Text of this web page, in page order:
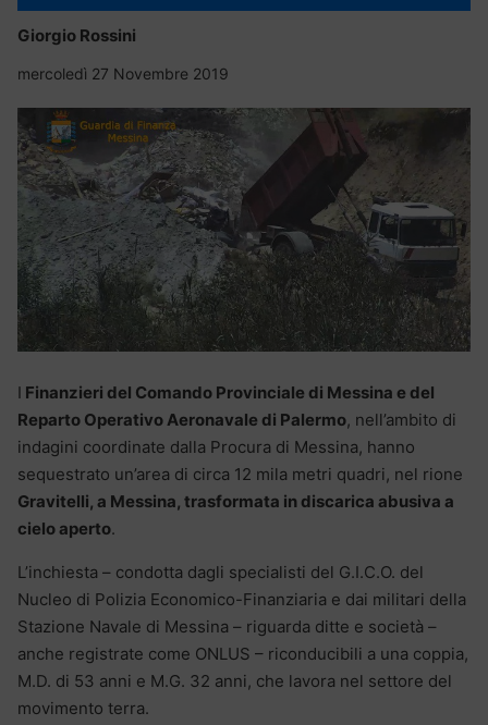
Giorgio Rossini
mercoledì 27 Novembre 2019
I Finanzieri del Comando Provinciale di Messina e del
Reparto Operativo Aeronavale di Palermo, nell’ambito di
indagini coordinate dalla Procura di Messina, hanno
sequestrato un’area di circa 12 mila metri quadri, nel rione
Gravitelli, a Messina, trasformata in discarica abusiva a
cielo aperto.
L’inchiesta – condotta dagli specialisti del G.I.C.O. del
Nucleo di Polizia Economico-Finanziaria e dai militari della
Stazione Navale di Messina – riguarda ditte e società –
anche registrate come ONLUS – riconducibili a una coppia,
M.D. di 53 anni e M.G. 32 anni, che lavora nel settore del
movimento terra.